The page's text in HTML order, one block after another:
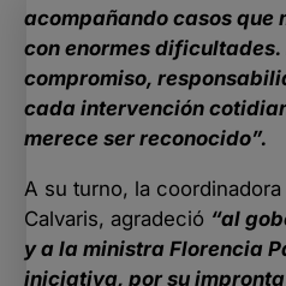
acompañando casos que
con enormes dificultades.
compromiso,
cada intervención
merece ser reconocido”.
A su turno, la
Calvaris, agradeció “al
y a la ministra Florencia
iniciativa, por su